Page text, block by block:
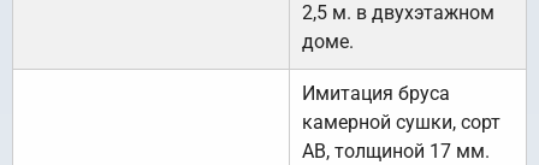
2,5 м. в двухэтажном
доме.
Имитация бруса
камерной сушки, сорт
АВ, толщиной 17 мм.